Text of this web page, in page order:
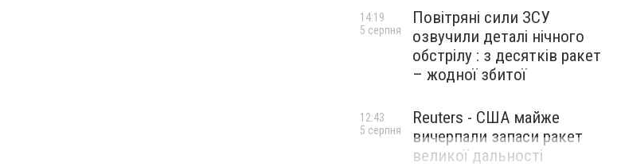
Повітряні сили ЗСУ
озвучили деталі нічного
обстрілу : з десятків ракет
– жодної збитої
14:19
5 серпня
Reuters - США майже
вичерпали запаси ракет
великої дальності
12:43
5 серпня